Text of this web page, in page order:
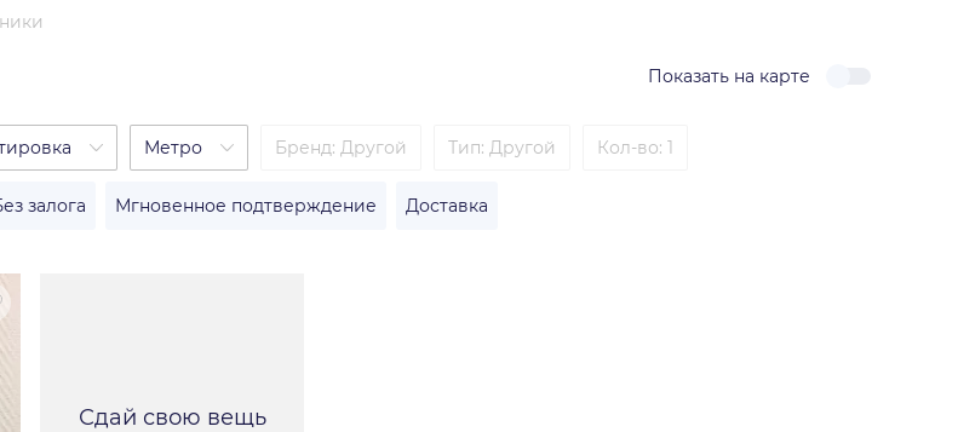
Показать на карте
Метро Бренд: Другой Тип: Другой Кол-во: 1
залога Мгновенное подтверждение Доставка
Сдай свою вещь